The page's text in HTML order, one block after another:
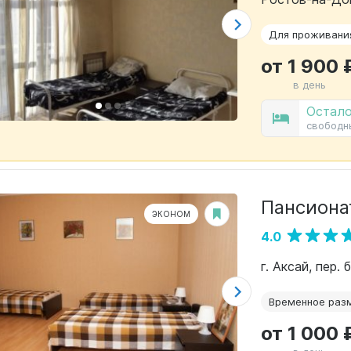
Для
от 1 900
в день
ЭКОНОМ
4.0
г. Аксай, пер.
Временное
от 1 000